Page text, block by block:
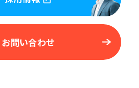
お問い合わせ